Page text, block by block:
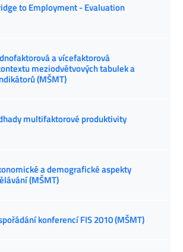
to Employment - Evaluation
a vícefaktorová
meziodvětvových tabulek a
(MŠMT)
multifaktorové produktivity
a demografické aspekty
(MŠMT)
konferencí FIS 2010 (MŠMT)